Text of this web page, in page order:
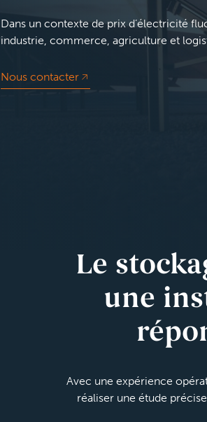
Dans un contexte de prix d’électricité
industrie, commerce, agriculture et
Nous contacter
Le
une
Avec une expérience
réaliser une étude